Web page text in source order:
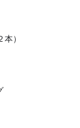
）